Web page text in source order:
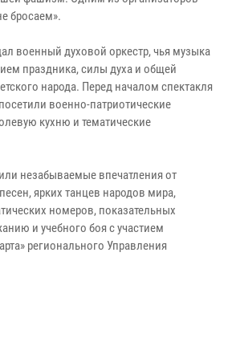
бросаем».
военный духовой оркестр, чья музыка
праздника, силы духа и общей
народа. Перед началом спектакля
военно-патриотические
кухню и тематические
незабываемые впечатления от
ярких танцев народов мира,
номеров, показательных
и учебного боя с участием
регионального Управления